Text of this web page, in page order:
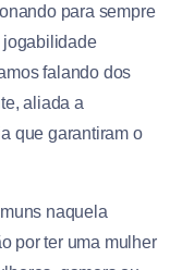
para sempre
jogabilidade
falando dos
aliada a
que garantiram o
naquela
por ter uma mulher